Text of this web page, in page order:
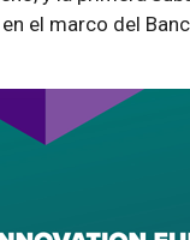
el marco del